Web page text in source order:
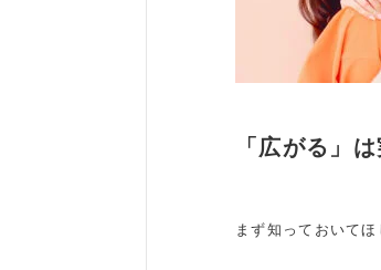
「広がる」
まず知っておいて